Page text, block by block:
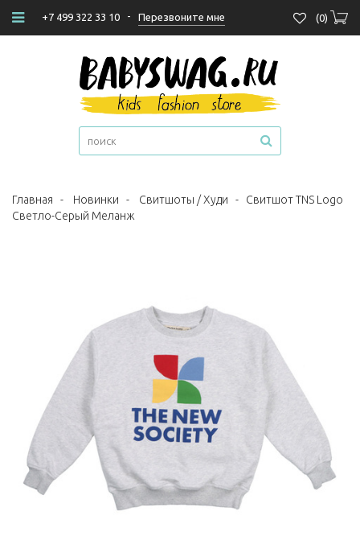
+7 499 322 33 10 - Перезвоните мне (0)
Главная - Новинки - Свитшоты / Худи - Свитшот TNS Logo
Светло-Серый Меланж